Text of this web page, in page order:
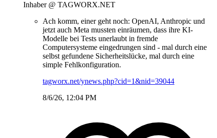
Inhaber @ TAGWORX.NET
Ach komm, einer geht noch: OpenAI, Anthropic und
jetzt auch Meta mussten einräumen, dass ihre KI-
Modelle bei Tests unerlaubt in fremde
Computersysteme eingedrungen sind - mal durch eine
selbst gefundene Sicherheitslücke, mal durch eine
simple Fehlkonfiguration.
tagworx.net/ynews.php?cid=1&nid=39044
8/6/26, 12:04 PM